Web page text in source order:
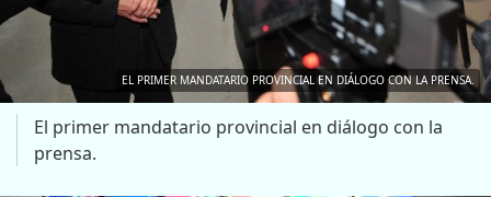
EL PRIMER MANDATARIO PROVINCIAL EN DIÁLOGO CON LA PRENSA.
El primer mandatario provincial en diálogo con la
prensa.